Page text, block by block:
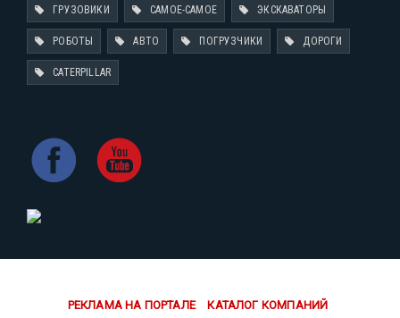
ГРУЗОВИКИ САМОЕ-САМОЕ ЭКСКАВАТОРЫ
РОБОТЫ АВТО ПОГРУЗЧИКИ ДОРОГИ
CATERPILLAR
РЕКЛАМА НА ПОРТАЛЕ КАТАЛОГ КОМПАНИЙ